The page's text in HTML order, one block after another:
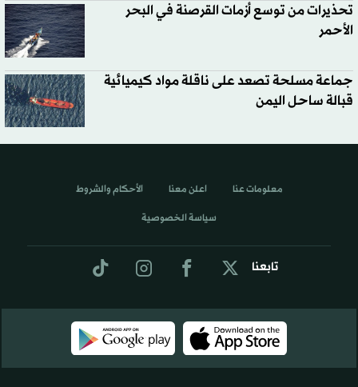
تحذيرات من توسع أزمات القرصنة في البحر
الأحمر
جماعة مسلحة تصعد على ناقلة مواد كيميائية
قبالة ساحل اليمن
تابعنا
معلومات عنا اعلن معنا الأحكام والشروط
سياسة الخصوصية